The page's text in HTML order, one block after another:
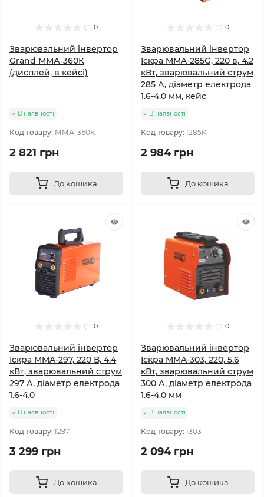
0
Зварювальний інвертор
Grand ММА-360К
(дисплей, в кейсі)
В наявності
Код товару: ММА-360К
2 821 грн
До кошика
0
Зварювальний інвертор
Іскра MMA-285G, 220 в, 4.2
кВт, зварювальний струм
285 А, діаметр електрода
1.6-4.0 мм, кейс
В наявності
Код товару: I285K
2 984 грн
До кошика
0
Зварювальний інвертор
Іскра MMA-297, 220 В, 4.4
кВт, зварювальний струм
297 А, діаметр електрода
1.6-4.0
В наявності
Код товару: I297
3 299 грн
До кошика
0
Зварювальний інвертор
Іскра MMA-303, 220, 5.6
кВт, зварювальний струм
300 А, діаметр електрода
1.6-4.0 мм
В наявності
Код товару: I303
2 094 грн
До кошика